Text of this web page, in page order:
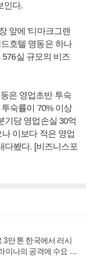
인다.
앞에 '티마크그랜
호텔 명동은 하나
실 규모의 비즈
은 영업초반 투숙
숙률이 70% 이상
기당 영업손실 30억
이보다 적은 영업
다봤다. [비즈니스포
3만 톤 한국에서 러시
이나의 공격에 수요 늘